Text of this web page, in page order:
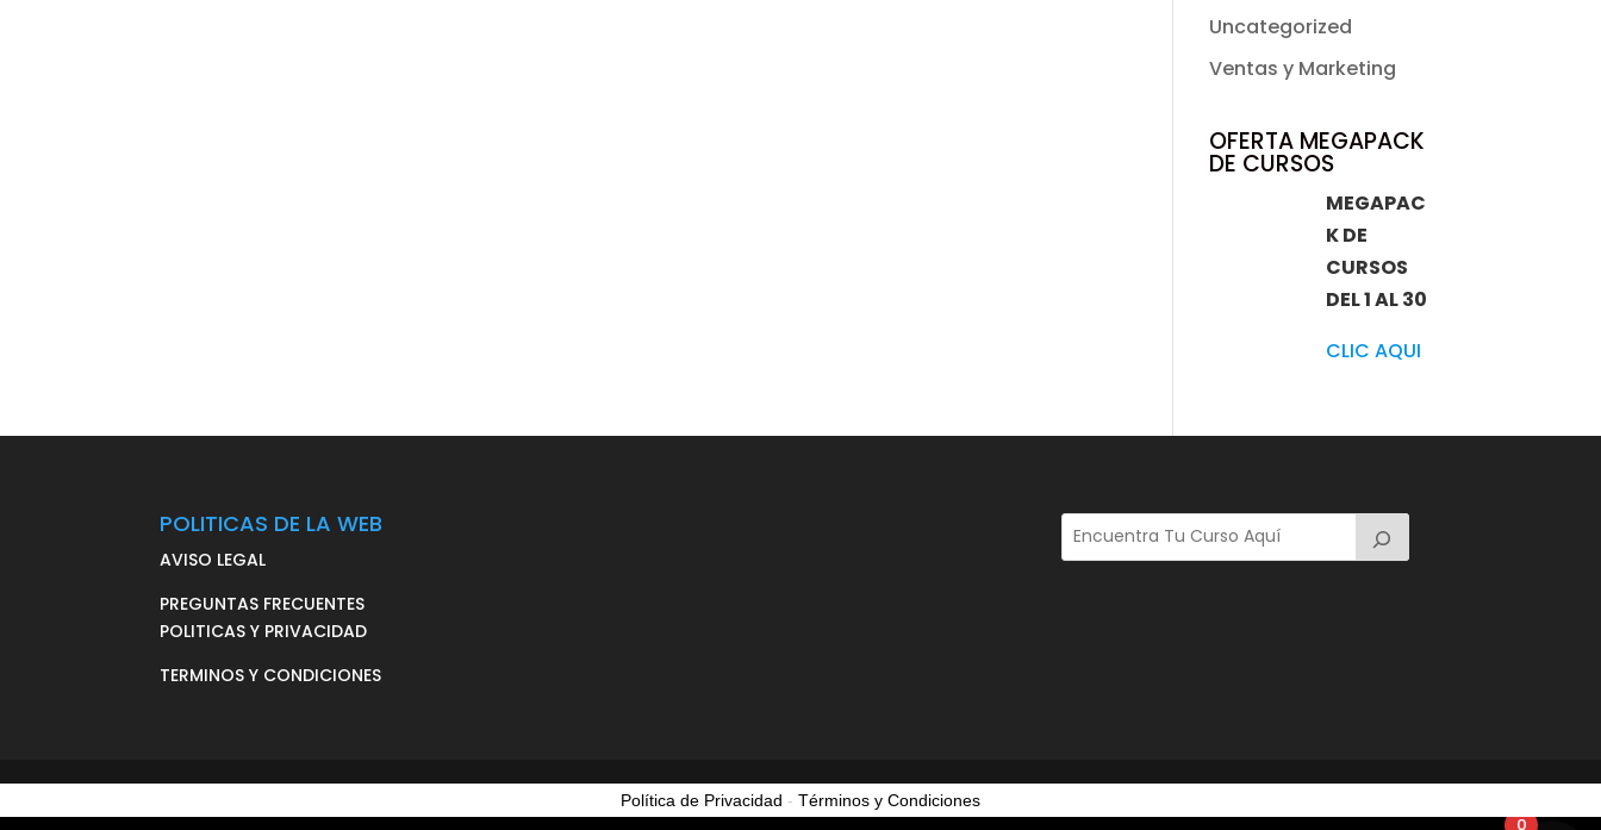
Uncategorized
Ventas y Marketing
OFERTA MEGAPACK
DE CURSOS
MEGAPAC
K DE
CURSOS
DEL 1 AL 30
CLIC AQUI
POLITICAS DE LA WEB
AVISO LEGAL
PREGUNTAS FRECUENTES
POLITICAS Y PRIVACIDAD
TERMINOS Y CONDICIONES
0
Política de Privacidad - Términos y Condiciones